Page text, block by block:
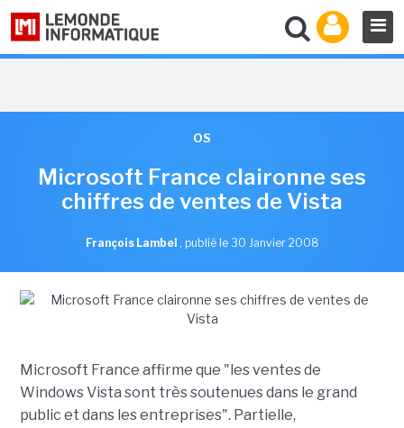
OS
Microsoft France claironne ses
chiffres de ventes de Vista
François Lambel , publié le 30 Janvier 2008
Microsoft France affirme que "les ventes de
Windows Vista sont très soutenues dans le grand
public et dans les entreprises". Partielle,